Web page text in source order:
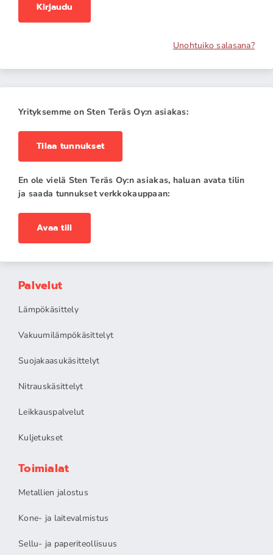
Kirjaudu
Unohtuiko salasana?
Yrityksemme on Sten Teräs Oy:n asiakas:
Tilaa tunnukset
En ole vielä Sten Teräs Oy:n asiakas, haluan avata tilin
ja saada tunnukset verkkokauppaan:
Avaa tili
Palvelut
Lämpökäsittely
Vakuumilämpökäsittelyt
Suojakaasukäsittelyt
Nitrauskäsittelyt
Leikkauspalvelut
Kuljetukset
Toimialat
Metallien jalostus
Kone- ja laitevalmistus
Sellu- ja paperiteollisuus